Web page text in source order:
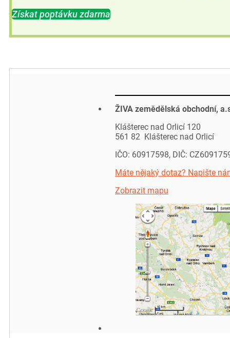
Získat poptávku zdarma
ŽIVA zemědělská obchodní,
Klášterec nad Orlicí 120
561 82 Klášterec nad Orlicí
IČO: 60917598, DIČ:
Máte nějaký dotaz? Napište
Zobrazit mapu